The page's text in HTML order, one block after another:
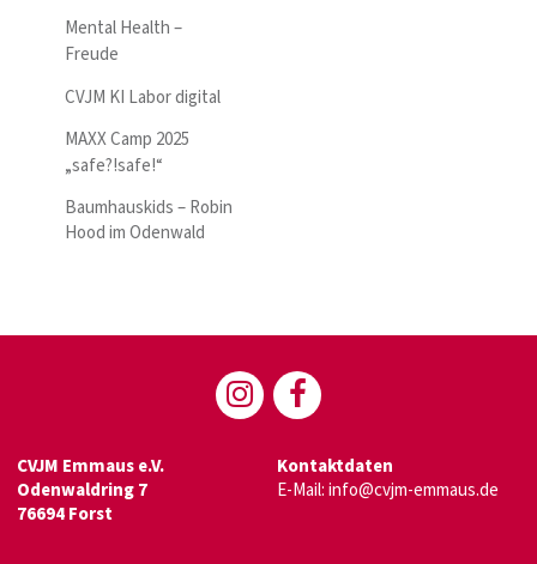
Mental Health –
Freude
CVJM KI Labor digital
MAXX Camp 2025
„safe?!safe!“
Baumhauskids – Robin
Hood im Odenwald
CVJM Emmaus e.V.
Odenwaldring 7
76694 Forst
Kontaktdaten
E-Mail:info@cvjm-emmaus.de